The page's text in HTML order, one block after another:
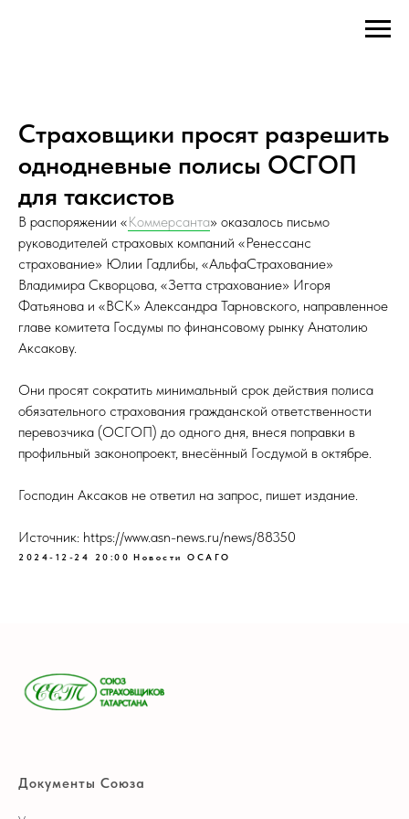
Страховщики просят разрешить
однодневные полисы ОСГОП
для таксистов
В распоряжении «Коммерсанта» оказалось письмо
руководителей страховых компаний «Ренессанс
страхование» Юлии Гадлибы, «АльфаСтрахование»
Владимира Скворцова, «Зетта страхование» Игоря
Фатьянова и «ВСК» Александра Тарновского, направленное
главе комитета Госдумы по финансовому рынку Анатолию
Аксакову.
Они просят сократить минимальный срок действия полиса
обязательного страхования гражданской ответственности
перевозчика (ОСГОП) до одного дня, внеся поправки в
профильный законопроект, внесённый Госдумой в октябре.
Господин Аксаков не ответил на запрос, пишет издание.
Источник: https://www.asn-news.ru/news/88350
2024-12-24 20:00 Новости ОСАГО
Документы Союза